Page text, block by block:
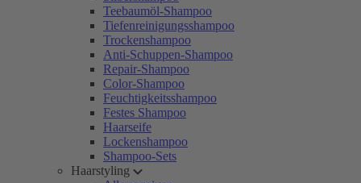
Teebaumöl-Shampoo
Tiefenreinigungsshampoo
Trockenshampoo
Anti-Schuppen-Shampoo
Repair-Shampoo
Color-Shampoo
Feuchtigkeitsshampoo
Festes Shampoo
Haarseife
Lockenshampoo
Shampoo-Sets
Haarstyling